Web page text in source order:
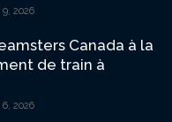
2026
Canada à la
de train à
2026